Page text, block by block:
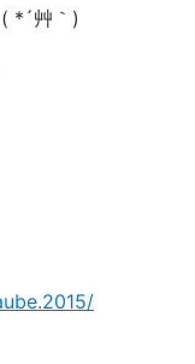
*´艸｀)